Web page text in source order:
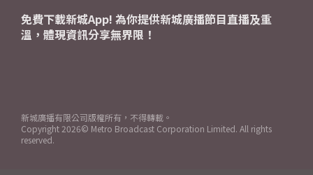
免費下載新城App! 為你提供新城廣播節目直播及重
溫，體現資訊分享無界限！
新城廣播有限公司版權所有，不得轉載。
Copyright 2026© Metro Broadcast Corporation Limited. All rights
reserved.